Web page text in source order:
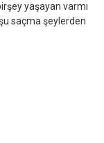
yaşayan varmı
saçma şeylerden